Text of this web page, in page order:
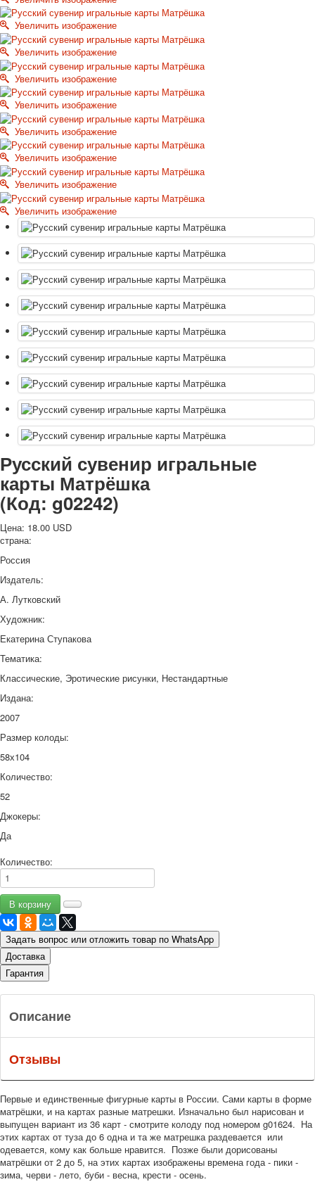
Октябрьская революция
С рождеством
Пасха
9 мая - день победы
Разные пожелания
1 сентября школа
Приглашение
Новости
Новости карточных колод
Новости открыток
О сайте
Ссылки
Наше видео
доставка
Избранное
Увеличить изображение
Увеличить изображение
Увеличить изображение
Увеличить изображение
Увеличить изображение
Увеличить изображение
Увеличить изображение
Увеличить изображение
Русский сувенир игральные
карты Матрёшка
(Код: g02242)
Цена: 18.00 USD
страна:
Россия
Издатель:
А. Лутковский
Художник:
Екатерина Ступакова
Тематика:
Классические, Эротические рисунки, Нестандартные
Издана:
2007
Размер колоды:
58х104
Количество:
52
Джокеры:
Да
Количество:
Задать вопрос или отложить товар по WhatsApp
Доставка
Гарантия
Описание
Отзывы
Первые и единственные фигурные карты в России. Сами карты в форме
матрёшки, и на картах разные матрешки. Изначально был нарисован и
выпущен вариант из 36 карт - смотрите колоду под номером g01624. На
этих картах от туза до 6 одна и та же матрешка раздевается или
одевается, кому как больше нравится. Позже были дорисованы
матрёшки от 2 до 5, на этих картах изображены времена года - пики -
зима, черви - лето, буби - весна, крести - осень.